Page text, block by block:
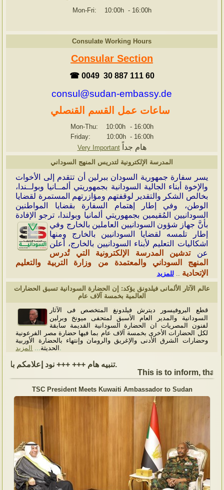
Mon-Fri: 10:00h - 16:00h
Consulate Working Hours
Consular Section
☎ 0049 30 887 111 60
consul@sudan-embassy.de
ساعات عمل القسم القنصلي
Mon-Thu: 10:00h - 16:00h
Friday: 10:00h - 16:00h
Very Important
هام جداً
المدرسة الإلكترونية لتدريس المنهج السوداني
يسر سفارة جمهورية السودان ببرلين أن تتقدم إلى الأخوات
والإخوة أبناء الجالية السودانية بجمهوريتي ألمــانيا وبولــندا،
بخالص الشكر والتقدير لوقفتهم ومؤازرتهم المستمرة لقضايا
الوطن، وفي إطار إهتمام السفارة بقضايا المواطنين
السودانيين المُقيمين بجمهوريتي ألمانيا وبولندا، ترجو الإفادة
بأنَّ جهاز شؤون السودانيين العاملين بالخارج وفي
إطار تلمسه لقضايا السودانيين بالخارج ومنها
اشكاليات التعليم لأبناء السودانيين بالخارج، أعلن
عنتدشين المدرسة الإلكترونية التي تُدرس
المنهج السوداني والمعتمدة من وزارة التربية والتعليم
الإتحادية ..للمزيد
عالم الآثار الألمانى فيلدونق يؤكد: إن الحضارة السودانية تسبق الحضارات
العالمية بخمسة آلاف عام
قطع البروفيسور ديترش فيلدونغ المتخصص فى الآثار
السودانية والمدير العام الأسبق لمتحفى ميونخ وبرلين
لفنون المصريات ان الحضارة السودانية القديمة سابقة
لكل الحضارات الأخرى بخمسة آلاف عام بما فيها حضارة مصر الفرعونية
وحضارات الشرق الأدنى والإغريق والرومان وإنتهاء بالحضارة الأوربية
الحديثة
المزيد
This is to inform, that
TSC President Meets Kuwaiti Ambassador to Sudan